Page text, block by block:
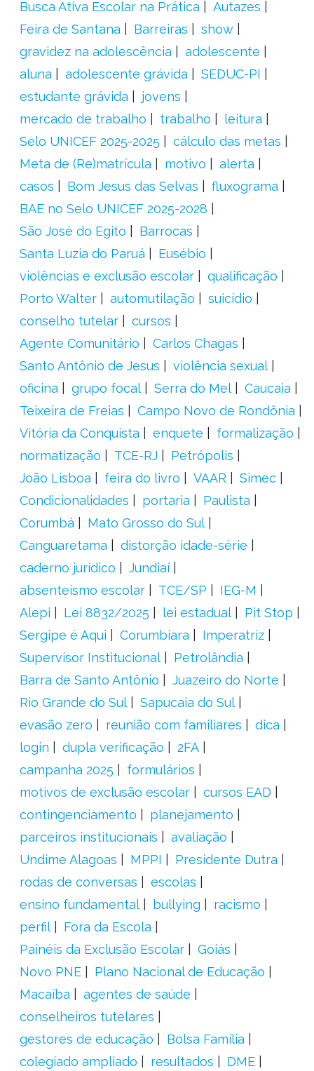
Busca Ativa Escolar na Prática
Autazes
Feira de Santana
Barreiras
show
gravidez na adolescência
adolescente
aluna
adolescente grávida
SEDUC-PI
estudante grávida
jovens
mercado de trabalho
trabalho
leitura
Selo UNICEF 2025-2025
cálculo das metas
Meta de (Re)matrícula
motivo
alerta
casos
Bom Jesus das Selvas
fluxograma
BAE no Selo UNICEF 2025-2028
São José do Egito
Barrocas
Santa Luzia do Paruá
Eusébio
violências e exclusão escolar
qualificação
Porto Walter
automutilação
suicídio
conselho tutelar
cursos
Agente Comunitário
Carlos Chagas
Santo Antônio de Jesus
violência sexual
oficina
grupo focal Serra do Mel
Caucaia
Teixeira de Freias
Campo Novo de Rondônia
Vitória da Conquista
enquete
formalização
normatização
TCE-RJ
Petrópolis
João Lisboa
feira do livro VAAR
Simec
Condicionalidades
portaria
Paulista
Corumbá
Mato Grosso do Sul
Canguaretama
distorção idade-série
caderno jurídico
Jundiaí
absenteísmo escolar
TCE/SP
IEG-M
Alepi
Lei 8832/2025 lei estadual
Pit Stop
Sergipe é Aqui
Corumbiara
Imperatriz
Supervisor Institucional
Petrolândia
Barra de Santo Antônio
Juazeiro do Norte
Rio Grande do Sul
Sapucaia do Sul
evasão zero
reunião com familiares
dica
login
dupla verificação
2FA
campanha 2025
formulários
motivos de exclusão escolar
cursos EAD
contingenciamento
planejamento
parceiros institucionais
avaliação
Undime Alagoas
MPPI
Presidente Dutra
rodas de conversas
escolas
ensino fundamental
bullying
racismo
perfil
Fora da Escola
Painéis da Exclusão Escolar
Goiás
Novo PNE
Plano Nacional de Educação
Macaíba
agentes de saúde
conselheiros tutelares
gestores de educação
Bolsa Família
colegiado ampliado
resultados DME